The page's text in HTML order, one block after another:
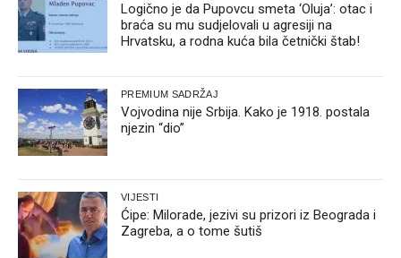
Logično je da Pupovcu smeta ‘Oluja’: otac i
braća su mu sudjelovali u agresiji na
Hrvatsku, a rodna kuća bila četnički štab!
PREMIUM SADRŽAJ
Vojvodina nije Srbija. Kako je 1918. postala
njezin “dio”
VIJESTI
Ćipe: Milorade, jezivi su prizori iz Beograda i
Zagreba, a o tome šutiš